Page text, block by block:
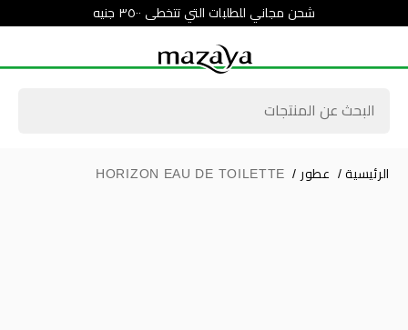
شحن مجاني للطلبات التي تتخطى ٣٥٠٠ جنيه
الرئيسية / عطور /
HORIZON EAU DE TOILETTE